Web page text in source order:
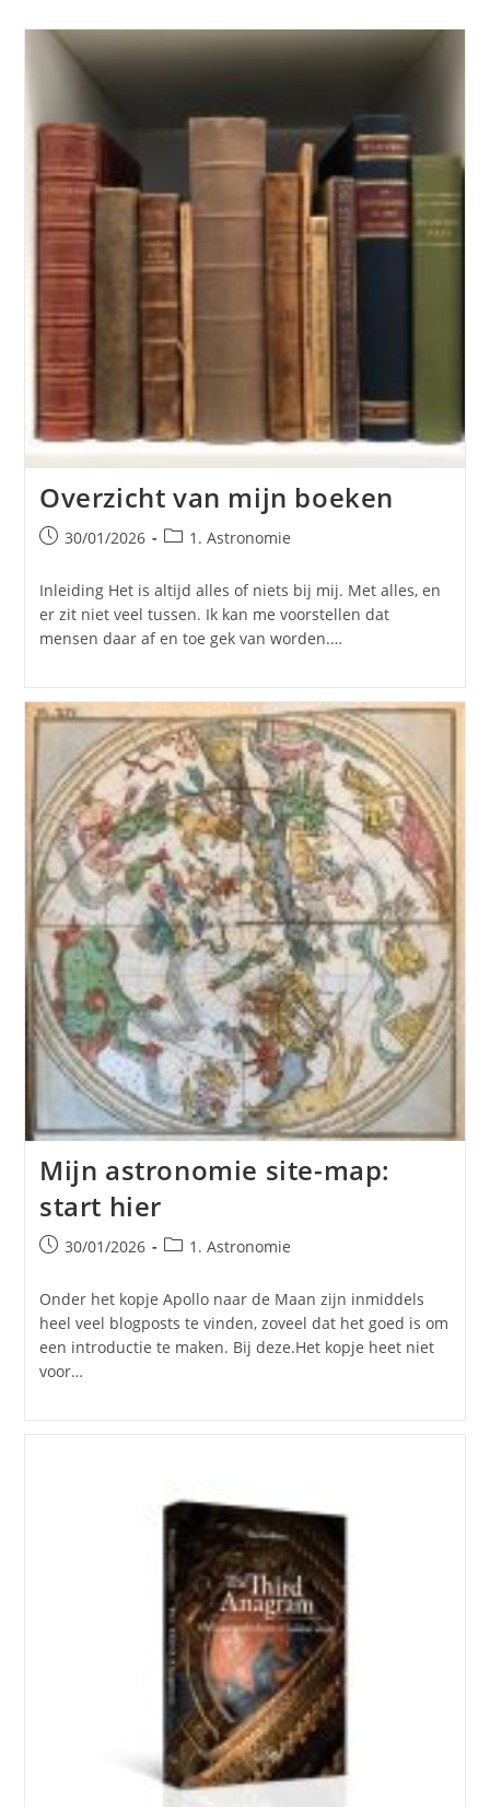
Overzicht van mijn boeken
Bericht
op:
30/01/2026 Berichtcategorie:
1. Astronomie
Inleiding Het is altijd alles of niets bij mij. Met alles, en
er zit niet veel tussen. Ik kan me voorstellen dat
mensen daar af en toe gek van worden.…
Mijn astronomie site-map:
start hier
Bericht
op:
30/01/2026 Berichtcategorie:
1. Astronomie
Onder het kopje Apollo naar de Maan zijn inmiddels
heel veel blogposts te vinden, zoveel dat het goed is om
een introductie te maken. Bij deze.Het kopje heet niet
voor…